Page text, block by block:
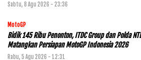
Sabtu, 8 Agu 2026 - 23:36
MotoGP
Bidik 145 Ribu Penonton, ITDC Group dan Polda
Matangkan Persiapan MotoGP Indonesia 2026
Rabu, 5 Agu 2026 - 12:31